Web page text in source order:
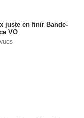
juste en finir Bande-
VO